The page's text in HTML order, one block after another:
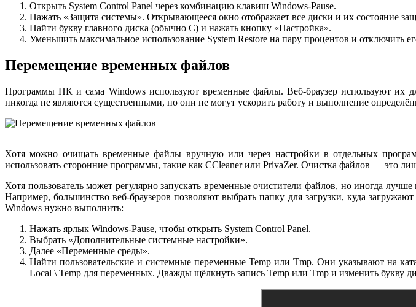
Открыть System Control Panel через комбинацию клавиш Windows-Pause.
Нажать «Защита системы». Открывающееся окно отображает все диски и их состояние
Найти букву главного диска (обычно С) и нажать кнопку «Настройка».
Уменьшить максимальное использование System Restore на пару процентов и отключить
Перемещение временных файлов
Программы ПК и сама Windows используют временные файлы. Веб-браузер используют их
никогда не являются существенными, но они не могут ускорить работу и выполнение
Хотя можно очищать временные файлы вручную или через настройки в отдельных
использовать сторонние программы, такие как CCleaner или PrivaZer. Очистка файлов — это
Хотя пользователь может регулярно запускать временные очистители файлов, но иногда
Например, большинство веб-браузеров позволяют выбрать папку для загрузки, куда
Windows нужно выполнить:
Нажать ярлык Windows-Pause, чтобы открыть System Control Panel.
Выбрать «Дополнительные системные настройки».
Далее «Переменные среды».
Найти пользовательские и системные переменные Temp или Tmp. Они указывают на
Local \ Temp для переменных. Дважды щёлкнуть запись Temp или Tmp и изменить букву